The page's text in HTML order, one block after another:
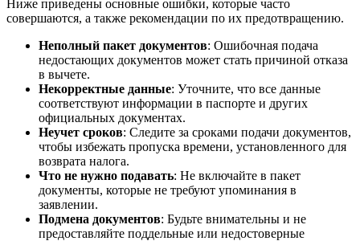
Ниже приведены основные ошибки, которые часто
совершаются, а также рекомендации по их предотвращению.
Неполный пакет документов: Ошибочная подача
недостающих документов может стать причиной отказа
в вычете.
Некорректные данные: Уточните, что все данные
соответствуют информации в паспорте и других
официальных документах.
Неучет сроков: Следите за сроками подачи документов,
чтобы избежать пропуска времени, установленного для
возврата налога.
Что не нужно подавать: Не включайте в пакет
документы, которые не требуют упоминания в
заявлении.
Подмена документов: Будьте внимательны и не
предоставляйте поддельные или недостоверные